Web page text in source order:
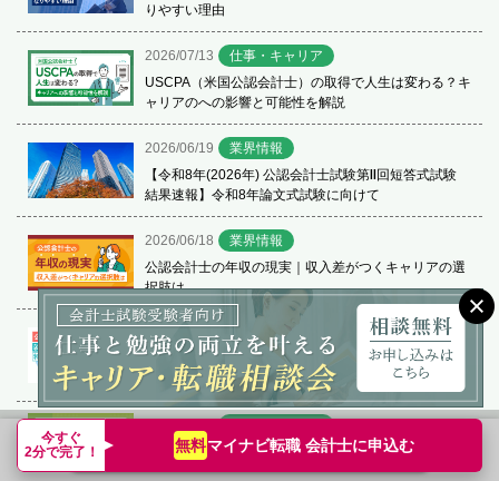
今すぐ
2分で完了！
無料マイナビ転職 会計士に申込む
簡単無料 転職支援サービス申込み
りやすい理由
2026/07/13
仕事・キャリア
USCPA（米国公認会計士）の取得で人生は変わる？キ
ャリアのへの影響と可能性を解説
2026/06/19
業界情報
【令和8年(2026年) 公認会計士試験第Ⅱ回短答式試験
結果速報】令和8年論文式試験に向けて
2026/06/18
業界情報
公認会計士の年収の現実｜収入差がつくキャリアの選
択肢は
2026/06/18
業界情報
公認会計士の内定獲得に苦戦！就職できない人の特徴
と成功戦略
公認会計士は食えない？将来性や現実的な年収を解説